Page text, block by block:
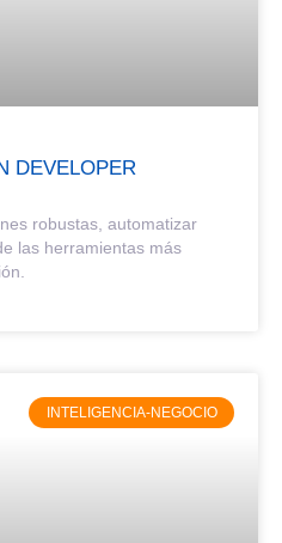
DEVELOPER
robustas, automatizar
las herramientas más
INTELIGENCIA-NEGOCIO